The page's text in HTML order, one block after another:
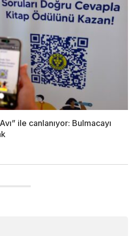
ile canlanıyor: Bulmacayı